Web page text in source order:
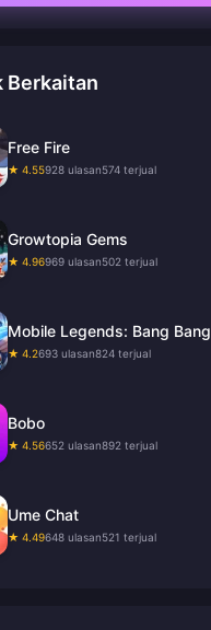
Berkaitan
Free Fire
★ 4.55928 ulasan574 terjual
Growtopia Gems
★ 4.96969 ulasan502 terjual
Mobile Legends: Bang Bang
★ 4.2693 ulasan824 terjual
Bobo
★ 4.56652 ulasan892 terjual
Ume Chat
★ 4.49648 ulasan521 terjual